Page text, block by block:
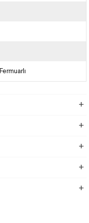
Fermuarlı